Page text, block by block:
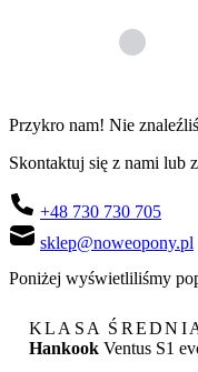
Przykro nam! Nie
Skontaktuj się z nami lub
+48 730 730 705
sklep@noweopony.pl
Poniżej wyświetliliśmy
KLASA
Hankook Ventus S1